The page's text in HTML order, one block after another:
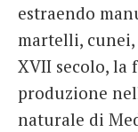
estraendo
martelli, cunei,
XVII secolo, la
produzione
naturale di